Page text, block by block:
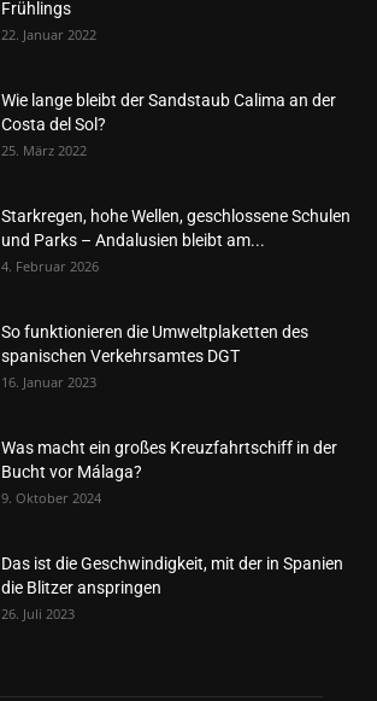
Frühlings
22. Januar 2022
Wie lange bleibt der Sandstaub Calima an der
Costa del Sol?
25. März 2022
Starkregen, hohe Wellen, geschlossene Schulen
und Parks – Andalusien bleibt am...
4. Februar 2026
So funktionieren die Umweltplaketten des
spanischen Verkehrsamtes DGT
16. Januar 2023
Was macht ein großes Kreuzfahrtschiff in der
Bucht vor Málaga?
9. Oktober 2024
Das ist die Geschwindigkeit, mit der in Spanien
die Blitzer anspringen
26. Juli 2023